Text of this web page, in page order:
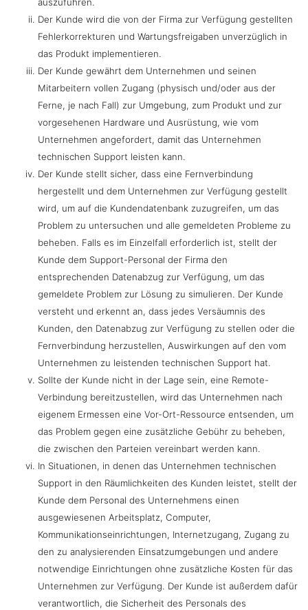
Der Kunde wird die von der Firma zur Verfügung gestellten
Fehlerkorrekturen und Wartungsfreigaben unverzüglich in
das Produkt implementieren.
Der Kunde gewährt dem Unternehmen und seinen
Mitarbeitern vollen Zugang (physisch und/oder aus der
Ferne, je nach Fall) zur Umgebung, zum Produkt und zur
vorgesehenen Hardware und Ausrüstung, wie vom
Unternehmen angefordert, damit das Unternehmen
technischen Support leisten kann.
Der Kunde stellt sicher, dass eine Fernverbindung
hergestellt und dem Unternehmen zur Verfügung gestellt
wird, um auf die Kundendatenbank zuzugreifen, um das
Problem zu untersuchen und alle gemeldeten Probleme zu
beheben. Falls es im Einzelfall erforderlich ist, stellt der
Kunde dem Support-Personal der Firma den
entsprechenden Datenabzug zur Verfügung, um das
gemeldete Problem zur Lösung zu simulieren. Der Kunde
versteht und erkennt an, dass jedes Versäumnis des
Kunden, den Datenabzug zur Verfügung zu stellen oder die
Fernverbindung herzustellen, Auswirkungen auf den vom
Unternehmen zu leistenden technischen Support hat.
Sollte der Kunde nicht in der Lage sein, eine Remote-
Verbindung bereitzustellen, wird das Unternehmen nach
eigenem Ermessen eine Vor-Ort-Ressource entsenden, um
das Problem gegen eine zusätzliche Gebühr zu beheben,
die zwischen den Parteien vereinbart werden kann.
In Situationen, in denen das Unternehmen technischen
Support in den Räumlichkeiten des Kunden leistet, stellt der
Kunde dem Personal des Unternehmens einen
ausgewiesenen Arbeitsplatz, Computer,
Kommunikationseinrichtungen, Internetzugang, Zugang zu
den zu analysierenden Einsatzumgebungen und andere
notwendige Einrichtungen ohne zusätzliche Kosten für das
Unternehmen zur Verfügung. Der Kunde ist außerdem dafür
verantwortlich, die Sicherheit des Personals des